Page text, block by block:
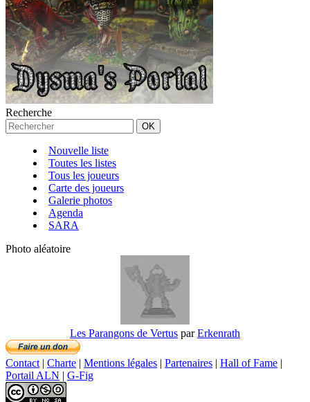
Recherche
Nouvelle liste
Toutes les listes
Tous les joueurs
Carte des joueurs
Galerie photos
Agenda
SARA
Photo aléatoire
Les Parangons de Vertus parErkenrath
Contact | Charte | Mentions légales | Partenaires | Hall of Fame |
Portail ALN | G-Fig